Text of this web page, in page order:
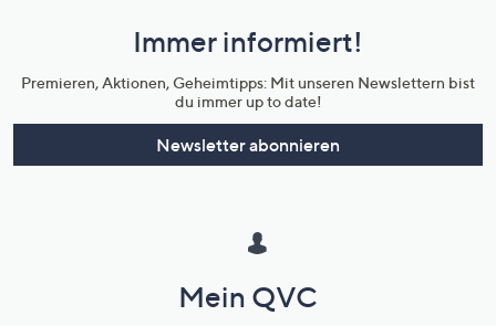
Unternehmensinformationen
Immer informiert!
Premieren, Aktionen, Geheimtipps: Mit unseren Newslettern bist
du immer up to date!
Newsletter abonnieren
Mein QVC